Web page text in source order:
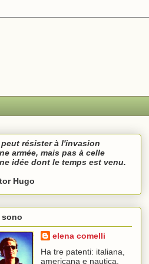
peut résister à l'invasion
armée, mais pas à celle
idée dont le temps est venu.
Hugo
elena comelli
Ha tre patenti: italiana,
americana e nautica.